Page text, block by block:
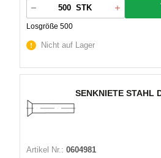
STK
Losgröße 500
Nicht auf Lager
SENKNIETE STAHL
Artikel Nr.: 0604981